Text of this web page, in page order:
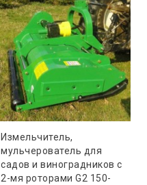
Измельчитель,
мульчерователь для
садов и виноградников с
2-мя роторами G2 150-